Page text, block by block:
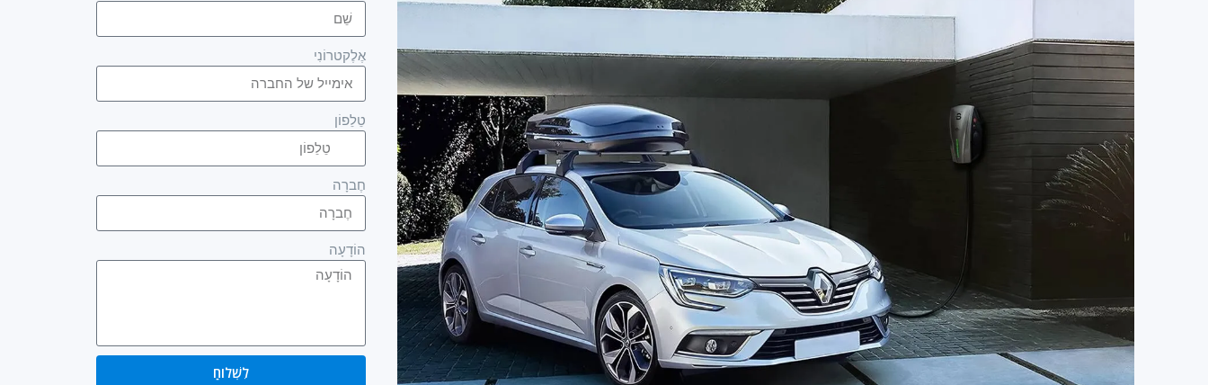
אֶלֶקטרוֹנִי
טֵלֵפוֹן
חֶברָה
הוֹדָעָה
לִשְׁלוֹחַ